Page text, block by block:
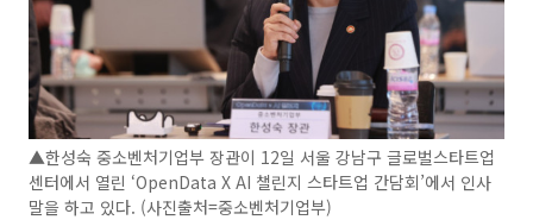
▲한성숙 중소벤처기업부 장관이 12일 서울 강남구 글로벌스타트업
센터에서 열린 ‘OpenData X AI 챌린지 스타트업 간담회’에서 인사
말을 하고 있다. (사진출처=중소벤처기업부)